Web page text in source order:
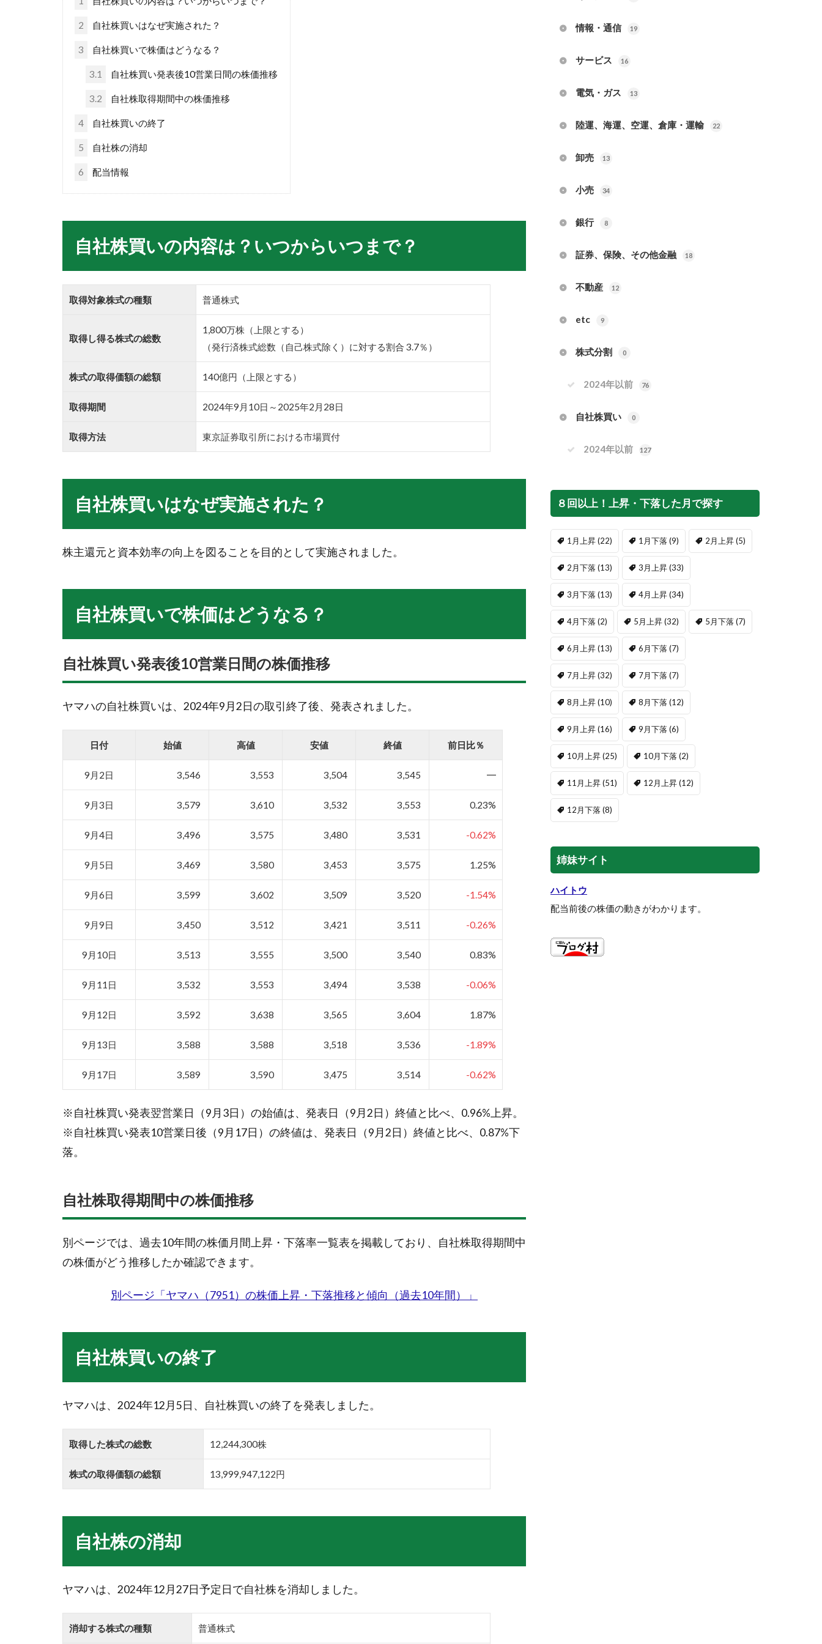
2 自社株買いはなぜ実施された？
3 自社株買いで株価はどうなる？
3.1 自社株買い発表後10営業日間の株価推移
3.2 自社株取得期間中の株価推移
4 自社株買いの終了
5 自社株の消却
6 配当情報
自社株買いの内容は？いつからいつまで？
取得対象株式の種類 普通株式
取得し得る株式の総数
1,800万株（上限とする）
（発行済株式総数（自己株式除く）に対する割合 3.7％）
株式の取得価額の総額 140億円（上限とする）
取得期間 2024年9月10日～2025年2月28日
取得方法 東京証券取引所における市場買付
自社株買いはなぜ実施された？
株主還元と資本効率の向上を図ることを目的として実施されました。
自社株買いで株価はどうなる？
自社株買い発表後10営業日間の株価推移
ヤマハの自社株買いは、2024年9月2日の取引終了後、発表されました。
日付 始値 高値 安値 終値 前日比％
9月2日 3,546 3,553 3,504 3,545 ━
9月3日 3,579 3,610 3,532 3,553 0.23%
9月4日 3,496 3,575 3,480 3,531 -0.62%
9月5日 3,469 3,580 3,453 3,575 1.25%
9月6日 3,599 3,602 3,509 3,520 -1.54%
9月9日 3,450 3,512 3,421 3,511 -0.26%
9月10日 3,513 3,555 3,500 3,540 0.83%
9月11日 3,532 3,553 3,494 3,538 -0.06%
9月12日 3,592 3,638 3,565 3,604 1.87%
9月13日 3,588 3,588 3,518 3,536 -1.89%
9月17日 3,589 3,590 3,475 3,514 -0.62%
※自社株買い発表翌営業日（9月3日）の始値は、発表日（9月2日）終値と比べ、0.96%上昇。
※自社株買い発表10営業日後（9月17日）の終値は、発表日（9月2日）終値と比べ、0.87%下
落。
自社株取得期間中の株価推移
別ページでは、過去10年間の株価月間上昇・下落率一覧表を掲載しており、自社株取得期間中
の株価がどう推移したか確認できます。
別ページ「ヤマハ（7951）の株価上昇・下落推移と傾向（過去10年間）」
自社株買いの終了
ヤマハは、2024年12月5日、自社株買いの終了を発表しました。
取得した株式の総数 12,244,300株
株式の取得価額の総額 13,999,947,122円
自社株の消却
ヤマハは、2024年12月27日予定日で自社株を消却しました。
消却する株式の種類 普通株式
情報・通信 19
サービス 16
電気・ガス 13
陸運、海運、空運、倉庫・運輸 22
卸売 13
小売 34
銀行 8
証券、保険、その他金融 18
不動産 12
etc 9
株式分割 0
2024年以前 76
自社株買い 0
2024年以前 127
８回以上！上昇・下落した月で探す
1月上昇(22) 1月下落 (9) 2月上昇(5)
2月下落 (13) 3月上昇(33)
3月下落 (13) 4月上昇(34)
4月下落 (2) 5月上昇(32) 5月下落 (7)
6月上昇(13) 6月下落 (7)
7月上昇(32) 7月下落 (7)
8月上昇(10) 8月下落 (12)
9月上昇(16) 9月下落 (6)
10月上昇(25) 10月下落 (2)
11月上昇(51) 12月上昇(12)
12月下落 (8)
姉妹サイト
ハイトウ
配当前後の株価の動きがわかります。